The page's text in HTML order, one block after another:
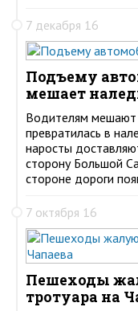
7 декабря 16
Подъему
мешает
Водителям мешают
превратилась в
наросты
сторону Большой
стороне дороги
7 октября 16
Пешеходы
тротуара на